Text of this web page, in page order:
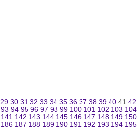
29 30 31 32 33 34 35 36 37 38 39 40 41 42
93 94 95 96 97 98 99 100 101 102 103 104
141 142 143 144 145 146 147 148 149 150
186 187 188 189 190 191 192 193 194 195